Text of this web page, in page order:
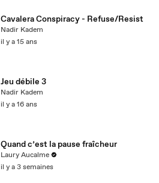
Cavalera Conspiracy - Refuse/Resist
Nadir Kadem
il y a 15 ans
Jeu débile 3
Nadir Kadem
il y a 16 ans
Quand c’est la pause fraîcheur
Laury Aucalme
il y a 3 semaines